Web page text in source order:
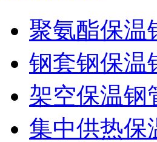
聚氨酯保温
钢套钢保温
架空保温钢
集中供热保